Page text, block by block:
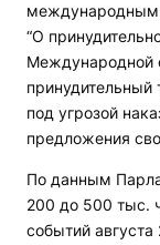
международным
“О
Международной
под угрозой
предложения
По данным
200 до 500 тыс.
событий